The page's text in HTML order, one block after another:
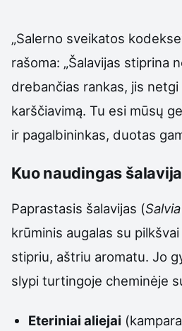
„Salerno sveikatos
rašoma: „Šalavijas stiprina
drebančias rankas, jis
karščiavimą. Tu esi mūsų
ir pagalbininkas, duotas
Kuo naudingas
Paprastasis šalavijas (
krūminis augalas su
stipriu, aštriu aromatu. Jo
slypi turtingoje cheminėje
Eteriniai aliejai